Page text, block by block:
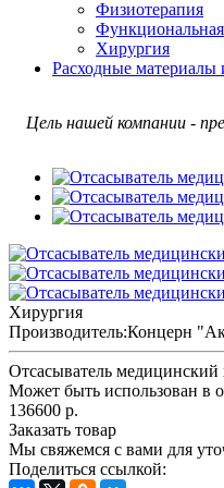
Физиотерапия
Хирургия
Расходные материалы
Цель нашей компании -
Хирургия
Производитель:Концерн
Отсасыватель медицинский
Может быть использован в
136600 р.
Заказать товар
Мы свяжемся с вами для
Поделиться ссылкой: